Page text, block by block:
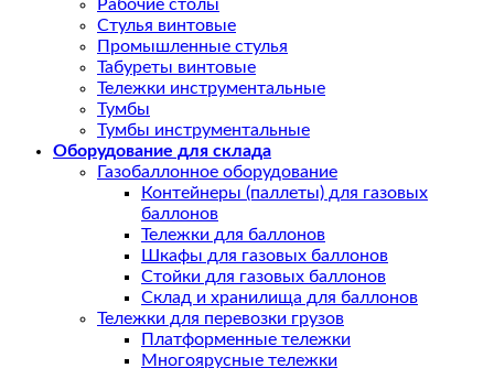
Рабочие столы
Стулья винтовые
Промышленные стулья
Табуреты винтовые
Тележки инструментальные
Тумбы
Тумбы инструментальные
Оборудование для склада
Газобаллонное оборудование
Контейнеры (паллеты) для газовых
баллонов
Тележки для баллонов
Шкафы для газовых баллонов
Стойки для газовых баллонов
Склад и хранилища для баллонов
Тележки для перевозки грузов
Платформенные тележки
Многоярусные тележки